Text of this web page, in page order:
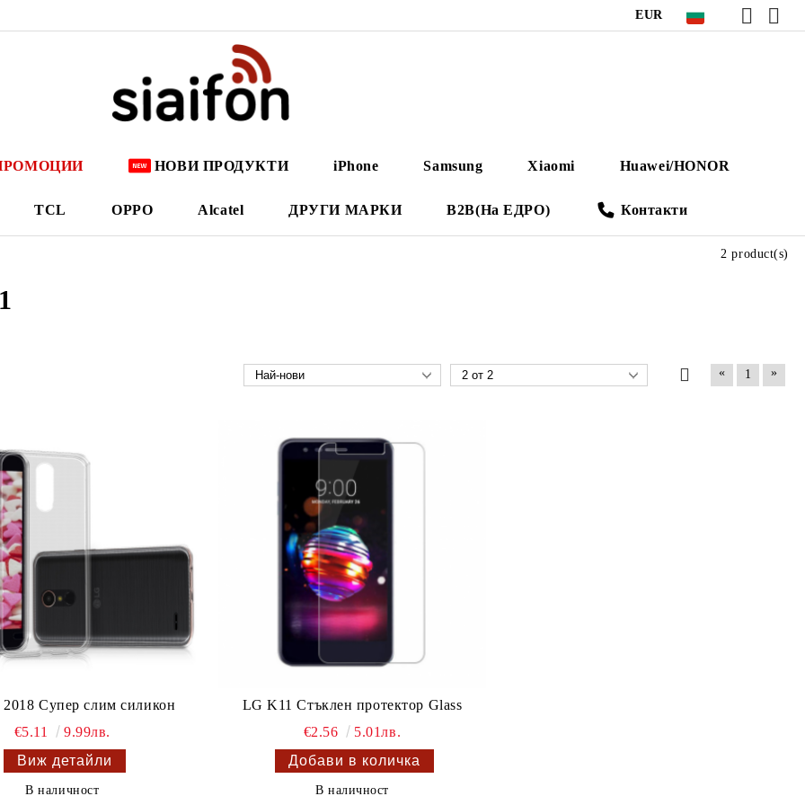
EUR
НОВИ ПРОДУКТИ iPhone Samsung Xiaomi Huawei/HONOR
TCL OPPO Alcatel ДРУГИ МАРКИ B2B(На ЕДРО) Контакти
2 product(s)
« 1 »
Супер слим силикон
€5.11
9.99лв.
Виж детайли
В наличност
LG K11 Стъклен протектор Glass
€2.56
5.01лв.
В наличност